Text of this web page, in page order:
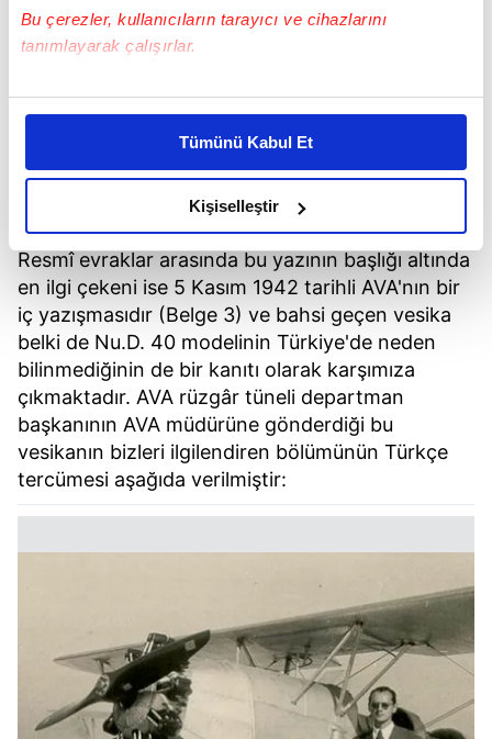
Bu çerezler, kullanıcıların tarayıcı ve cihazlarını
tanımlayarak çalışırlar.
Bu çerezlere izin vermeniz halinde sizlere özel
daha iyi reklam deneyimi yaşatabiliriz. Bunu yaparken
amacımızın size daha iyi bir reklam deneyimi sunmak
olduğunu ve sizlere en iyi içerikleri sunabilmek adına
elimizden gelen çabayı gösterdiğimizi ve bu noktada,
reklamların maliyetlerimizi karşılamak noktasında tek gelir
kalemimiz olduğunu sizlere hatırlatmak isteriz.
Her halükârda, kullanıcılar, bu çerezlere izin vermedikleri
takdirde, kullanıcılara hedefli reklamlar
gösterilmeyecektir."
Sizlere daha iyi bir hizmet sunabilmek için İnternet
Sitemizde kendimize ve üçüncü kişilere ait çerezler
kullanılmaktadır. Bu çerezler vasıtasıyla çeşitli kişisel
verileriniz işlenmekte olup gerekli olan çerezler bilgi
kılınması ve kişiselleştirilmesi ve sizlere yönelik
reklam/pazarlama faaliyetlerinin yapılması, amaçlarıyla
sınırlı olarak açık rızanız dahilinde kullanılacaktır.
Çerezlere ilişkin tercihlerinizi aşağıda yer alan panel
vasıtasıyla belirleyebilirsiniz. Çerezlere ilişkin detaylı bilgi
Tümünü Kabul Et
Kişiselleştir
Belge 2: Nu.D. 40 modelinin rüzgâr tüneli
raporundaki fotoğraflarından bazıları.
(DLR - Göttingen Arşivi, AK-3472)
Resmî evraklar arasında bu yazının başlığı altında
en ilgi çekeni ise 5 Kasım 1942 tarihli AVA'nın bir
iç yazışmasıdır (Belge 3) ve bahsi geçen vesika
belki de Nu.D. 40 modelinin Türkiye'de neden
bilinmediğinin de bir kanıtı olarak karşımıza
çıkmaktadır. AVA rüzgâr tüneli departman
başkanının AVA müdürüne gönderdiği bu
vesikanın bizleri ilgilendiren bölümünün Türkçe
tercümesi aşağıda verilmiştir: